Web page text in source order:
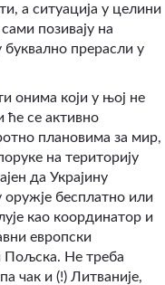
а ситуација у целини
позивају на
буквално прерасли у
онима који у њој не
ће се активно
плановима за мир,
на територију
да Украјину
оружје бесплатно или
као координатор и
европски
Пољска. Не треба
чак и (!) Литваније,